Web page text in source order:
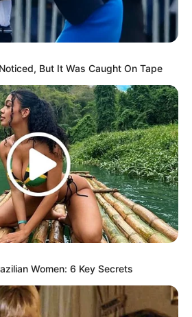
But It Was Caught On Tape
Women: 6 Key Secrets